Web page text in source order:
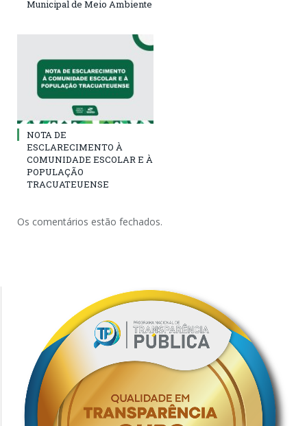
Municipal de Meio Ambiente
NOTA DE
ESCLARECIMENTO À
COMUNIDADE ESCOLAR E À
POPULAÇÃO
TRACUATEUENSE
Os comentários estão fechados.